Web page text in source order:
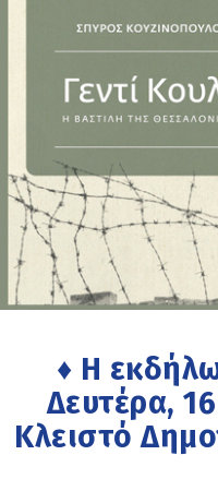
♦ Η
Δευτέρα,
Κλειστό